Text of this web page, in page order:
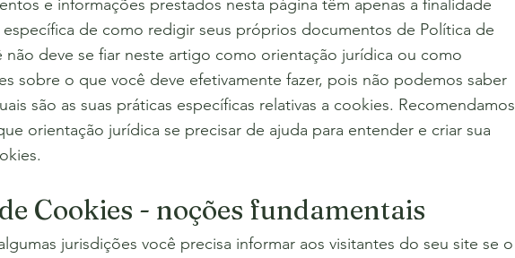
e informações prestados nesta página têm apenas a finalidade
de como redigir seus próprios documentos de Política de
não deve se fiar neste artigo como orientação jurídica ou como
sobre o que você deve efetivamente fazer, pois não podemos saber
são as suas práticas específicas relativas a cookies. Recomendamos
orientação jurídica se precisar de ajuda para entender e criar sua
Cookies - noções fundamentais
jurisdições você precisa informar aos visitantes do seu site se o